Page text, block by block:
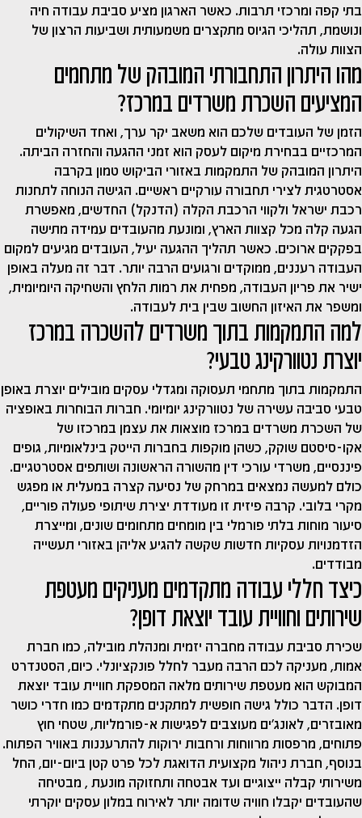
בתי קפה ומרכזי תרבות. כאשר הארגון מציע סביבת עבודה חיה
ונושמת, תהליכי הגיוס מתקצרים משמעותית ושביעות הרצון של
הצוות עולה.
מהו היתרון התחבורתי המובהק של מתחמים
המציעים השכרת משרדים במרכז?
הזמן של העובדים שלכם הוא משאב יקר ערך, ואחד השיקולים
המרכזיים בבחירת מיקום לעסק הוא זמני ההגעה והחזרה הביתה.
היתרון המובהק של התמקמות באזורי הביקוש טמון בקרבה
אסטרטגית לצירי תחבורה עורקיים ראשיים. הגישה הנוחה לתחנות
רכבת ישראל ולקווי הרכבת הקלה (הדנקל) החדשים, מאפשרת
הגעה קלה מכל קצוות הארץ, ומונעת מהעובדים עמידה מתישה
בפקקים ארוכים. כאשר תהליך ההגעה יעיל, העובדים מגיעים למקום
העבודה רעננים, ממוקדים ורגועים הרבה יותר. דבר זה מעלה באופן
ישיר את פריון העבודה, מפחית את רמות הלחץ והשחיקה היומיומית,
ומשפר את האיזון החשוב שבין בית לעבודה.
למה התמקמות בתוך משרדים להשכרה במרכז
יוצרת נטוורקינג טבעי?
התמקמות בתוך מתחמי תעסוקה ומגדלי עסקים מובילים יוצרת באופן
טבעי סביבה עשירה של נטוורקינג יומיומי. חברות הבוחרות באופציה
של השכרת משרדים במרכז מוצאות את עצמן במרכזו של
אקו-סיסטם שוקק, כשהן מוקפות בחברות הייטק בינלאומיות, גופים
פיננסיים, משרדי עורכי דין מהשורה הראשונה ושותפים אסטרטגיים.
כולם למעשה נמצאים במרחק של נסיעה קצרה במעלית או מפגש
מקרי בלובי. קרבה פיזית זו מעודדת יצירת שיתופי פעולה פוריים,
סיעור מוחות בלתי פורמלי בין מומחים מתחומים שונים, ומייצרת
הזדמנויות עסקיות חדשות שקשה להגיע אליהן באזורי תעשייה
מבודדים.
כיצד חללי עבודה מתקדמים מעניקים מעטפת
שירותים וחוויית עובד יוצאת דופן?
שכירת סביבת עבודה מחברה יזמית ומנהלת מובילה, כמו חברת
אמות, מעניקה לכם הרבה מעבר לחלל פונקציונלי. כיום, הסטנדרט
המבוקש הוא מעטפת שירותים מלאה המספקת חוויית עובד יוצאת
דופן. הדבר כולל גישה חופשית למתקנים מתקדמים כמו חדרי כושר
מאובזרים, לאונג'ים מעוצבים לפגישות א-פורמליות, שטחי חוץ
פתוחים, מרפסות מרווחות ורחבות ירוקות להתרעננות באוויר הפתוח.
בנוסף, חברת ניהול מקצועית הדואגת לכל פרט קטן ביום-יום, החל
משירותי קבלה ייצוגיים ועד אבטחה ותחזוקה מונעת , מבטיחה
שהעובדים יקבלו חוויה שדומה יותר לאירוח במלון עסקים יוקרתי